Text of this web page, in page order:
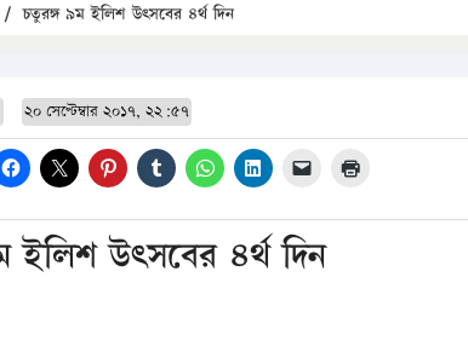
/ চতুরঙ্গ ৯ম ইলিশ উৎসবের ৪র্থ দিন
২০ সেপ্টেম্বার ২০১৭, ২২:৫৭
ইলিশ উৎসবের ৪র্থ দিন